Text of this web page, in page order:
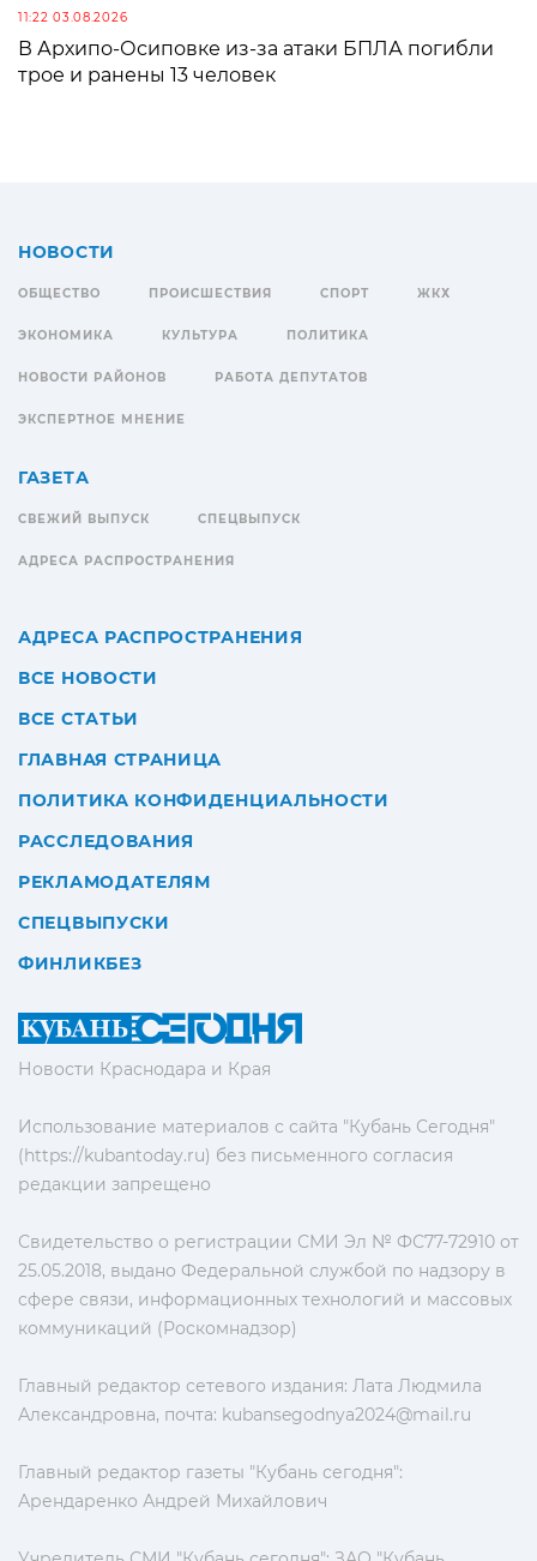
11:22 03.08.2026
В Архипо-Осиповке из-за атаки БПЛА погибли
трое и ранены 13 человек
Новости Краснодара и Края
Использование материалов с сайта "Кубань Сегодня"
(https://kubantoday.ru) без письменного согласия
редакции запрещено
Свидетельство о регистрации СМИ Эл № ФС77-72910 от
25.05.2018, выдано Федеральной службой по надзору в
сфере связи, информационных технологий и массовых
коммуникаций (Роскомнадзор)
Главный редактор сетевого издания: Лата Людмила
Александровна, почта: kubansegodnya2024@mail.ru
Главный редактор газеты "Кубань сегодня":
Арендаренко Андрей Михайлович
НОВОСТИ
ОБЩЕСТВО ПРОИСШЕСТВИЯ СПОРТ ЖКХ
ЭКОНОМИКА КУЛЬТУРА ПОЛИТИКА
НОВОСТИ РАЙОНОВ РАБОТА ДЕПУТАТОВ
ЭКСПЕРТНОЕ МНЕНИЕ
ГАЗЕТА
СВЕЖИЙ ВЫПУСК СПЕЦВЫПУСК
АДРЕСА РАСПРОСТРАНЕНИЯ
АДРЕСА РАСПРОСТРАНЕНИЯ
ВСЕ НОВОСТИ
ВСЕ СТАТЬИ
ГЛАВНАЯ СТРАНИЦА
ПОЛИТИКА КОНФИДЕНЦИАЛЬНОСТИ
РАССЛЕДОВАНИЯ
РЕКЛАМОДАТЕЛЯМ
СПЕЦВЫПУСКИ
ФИНЛИКБЕЗ